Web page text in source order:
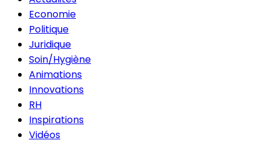
Economie
Politique
Juridique
Soin/Hygiène
Animations
Innovations
RH
Inspirations
Vidéos